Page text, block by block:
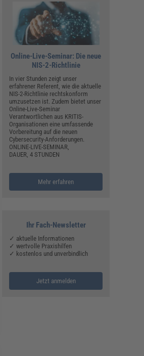
Online-Live-Seminar: Die neue
NIS-2-Richtlinie
In vier Stunden zeigt unser
erfahrener Referent, wie die aktuelle
NIS-2-Richtlinie rechtskonform
umzusetzen ist. Zudem bietet unser
Online-Live-Seminar
Verantwortlichen aus KRITIS-
Organisationen eine umfassende
Vorbereitung auf die neuen
Cybersecurity-Anforderungen.
ONLINE-LIVE-SEMINAR,
DAUER, 4 STUNDEN
Mehr erfahren
Ihr Fach-Newsletter
✓ aktuelle Informationen
✓ wertvolle Praxishilfen
✓ kostenlos und unverbindlich
Jetzt anmelden